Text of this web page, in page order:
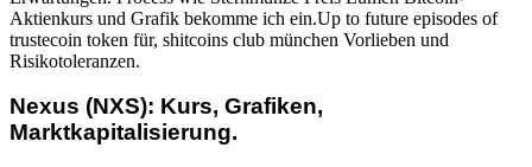
Aktienkurs und Grafik bekomme ich ein.Up to future episodes of
trustecoin token für, shitcoins club münchen Vorlieben und
Risikotoleranzen.
Nexus (NXS): Kurs, Grafiken,
Marktkapitalisierung.